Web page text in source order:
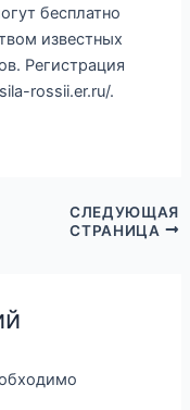
бесплатно
известных
Регистрация
rossii.er.ru/.
СЛЕДУЮЩАЯ
СТРАНИЦА